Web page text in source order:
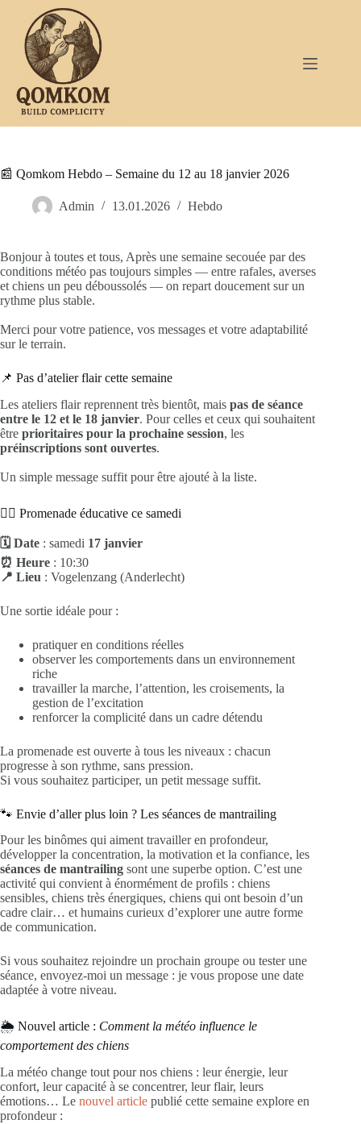
contenu
📰 Qomkom Hebdo – Semaine du 12 au 18 janvier 2026
Admin 13.01.2026 Hebdo
Bonjour à toutes et tous, Après une semaine secouée par des
conditions météo pas toujours simples — entre rafales, averses
et chiens un peu déboussolés — on repart doucement sur un
rythme plus stable.
Merci pour votre patience, vos messages et votre adaptabilité
sur le terrain.
📌 Pas d’atelier flair cette semaine
Les ateliers flair reprennent très bientôt, mais pas de séance
entre le 12 et le 18 janvier. Pour celles et ceux qui souhaitent
être prioritaires pour la prochaine session, les
préinscriptions sont ouvertes.
Un simple message suffit pour être ajouté à la liste.
🚶‍♀️ Promenade éducative ce samedi
🗓️ Date : samedi 17 janvier
⏰ Heure : 10:30
📍 Lieu : Vogelenzang (Anderlecht)
Une sortie idéale pour :
pratiquer en conditions réelles
observer les comportements dans un environnement
riche
travailler la marche, l’attention, les croisements, la
gestion de l’excitation
renforcer la complicité dans un cadre détendu
La promenade est ouverte à tous les niveaux : chacun
progresse à son rythme, sans pression.
Si vous souhaitez participer, un petit message suffit.
🐾 Envie d’aller plus loin ? Les séances de mantrailing
Pour les binômes qui aiment travailler en profondeur,
développer la concentration, la motivation et la confiance, les
séances de mantrailing sont une superbe option. C’est une
activité qui convient à énormément de profils : chiens
sensibles, chiens très énergiques, chiens qui ont besoin d’un
cadre clair… et humains curieux d’explorer une autre forme
de communication.
Si vous souhaitez rejoindre un prochain groupe ou tester une
séance, envoyez-moi un message : je vous propose une date
adaptée à votre niveau.
🌦️ Nouvel article : Comment la météo influence le
comportement des chiens
La météo change tout pour nos chiens : leur énergie, leur
confort, leur capacité à se concentrer, leur flair, leurs
émotions… Le nouvel article publié cette semaine explore en
profondeur :